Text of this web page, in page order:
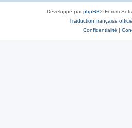
Développé parphpBB® Forum
Traduction française
Confidentialité |